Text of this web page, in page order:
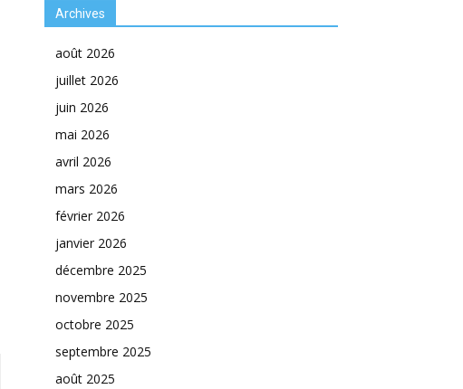
Archives
août 2026
juillet 2026
juin 2026
mai 2026
avril 2026
mars 2026
février 2026
janvier 2026
décembre 2025
novembre 2025
octobre 2025
septembre 2025
août 2025